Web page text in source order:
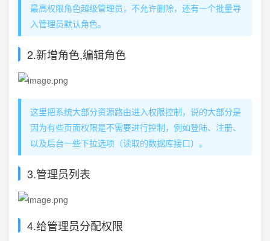
最高权限角色超级管理员，不允许删除，还有一个批量导
入管理员默认角色。
2.新增角色,编辑角色
这里把系统大部分资源路由进入权限控制，说的大部分是
因为有些页面权限是不需要进行控制，例如登陆、注册、
以及后台一些下拉选项（读取的数据库接口）。
3.管理员列表
4.给管理员分配权限